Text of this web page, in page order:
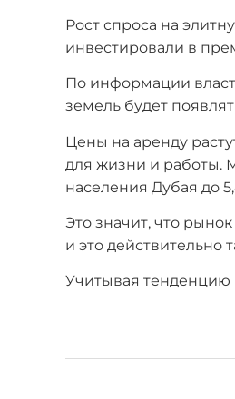
Рост спроса на
инвестировали в
По информации
земель будет
Цены на аренду
для жизни и работы.
населения Дубая до
Это значит, что
и это действительно
Учитывая тенденцию